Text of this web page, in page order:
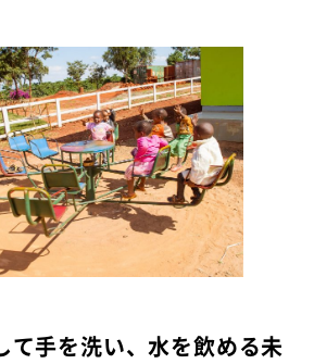
手を洗い、水を飲める未